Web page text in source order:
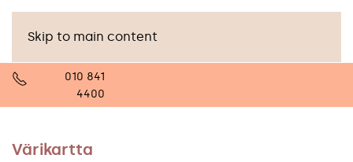
Skip to main content
010 841
4400
Värikartta